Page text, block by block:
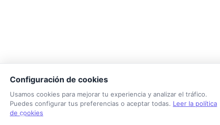
Configuración de cookies
Usamos cookies para mejorar tu experiencia y analizar el tráfico.
Puedes configurar tus preferencias o aceptar todas. Leer la política
de cookies